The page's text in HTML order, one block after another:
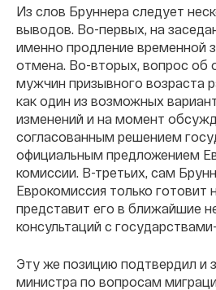
Из слов Бруннера следует
выводов. Во-первых, на
именно продление временной
отмена. Во-вторых, вопрос об
мужчин призывного возраста
как один из возможных
изменений и на момент
согласованным решением
официальным предложением
комиссии. В-третьих, сам
Еврокомиссия только готовит
представит его в ближайшие
консультаций с
Эту же позицию подтвердил и
министра по вопросам